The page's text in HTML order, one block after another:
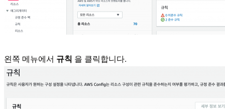
왼쪽 메뉴에서 규칙 을 클릭합니다.